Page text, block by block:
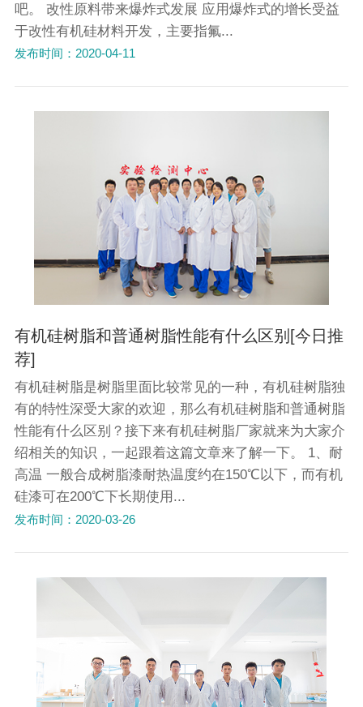
吧。 改性原料带来爆炸式发展 应用爆炸式的增长受益
于改性有机硅材料开发，主要指氟...
发布时间：2020-04-11
有机硅树脂和普通树脂性能有什么区别[今日推
荐]
有机硅树脂是树脂里面比较常见的一种，有机硅树脂独
有的特性深受大家的欢迎，那么有机硅树脂和普通树脂
性能有什么区别？接下来有机硅树脂厂家就来为大家介
绍相关的知识，一起跟着这篇文章来了解一下。 1、耐
高温 一般合成树脂漆耐热温度约在150℃以下，而有机
硅漆可在200℃下长期使用...
发布时间：2020-03-26